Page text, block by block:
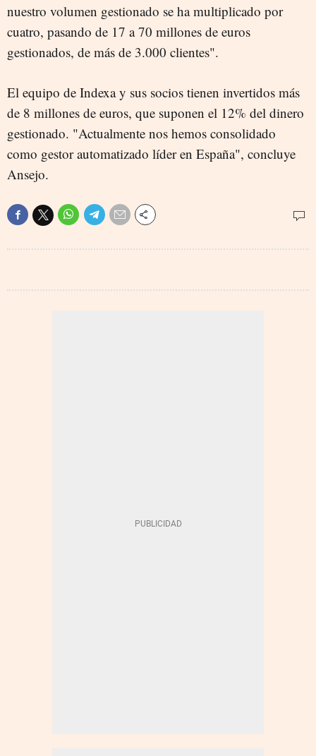
nuestro volumen gestionado se ha multiplicado por
cuatro, pasando de 17 a 70 millones de euros
gestionados, de más de 3.000 clientes".
El equipo de Indexa y sus socios tienen invertidos más
de 8 millones de euros, que suponen el 12% del dinero
gestionado. "Actualmente nos hemos consolidado
como gestor automatizado líder en España", concluye
Ansejo.